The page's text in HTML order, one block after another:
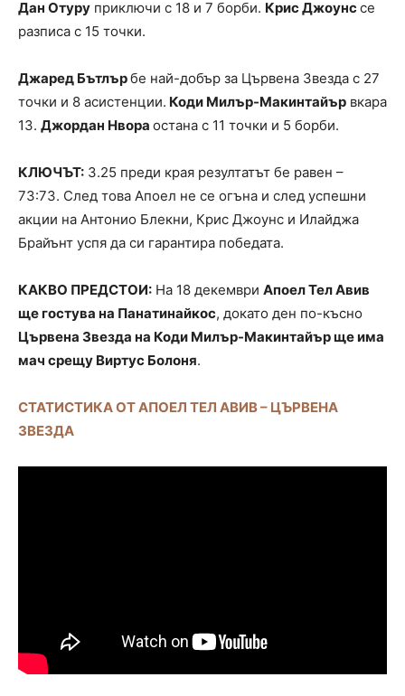
Дан Отуру приключи с 18 и 7 борби. Крис Джоунссе
разписа с 15 точки.
Джаред Бътлърбе най-добър за Цървена Звезда с 27
точки и 8 асистенции. Коди Милър-Макинтайър вкара
13. Джордан Нвора остана с 11 точки и 5 борби.
КЛЮЧЪТ: 3.25 преди края резултатът бе равен –
73:73. След това Апоел не се огъна и след успешни
акции на Антонио Блекни, Крис Джоунс и Илайджа
Брайънт успя да си гарантира победата.
КАКВО ПРЕДСТОИ: На 18 декември Апоел Тел Авив
ще гостува на Панатинайкос, докато ден по-късно
Цървена Звезда на Коди Милър-Макинтайър ще има
мач срещу Виртус Болоня.
СТАТИСТИКА ОТ АПОЕЛ ТЕЛ АВИВ – ЦЪРВЕНА
ЗВЕЗДА